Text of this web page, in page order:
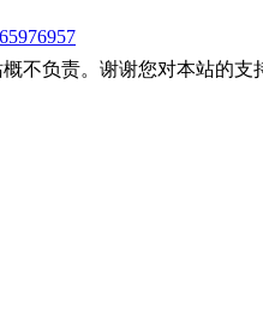
不负责。谢谢您对本站的支